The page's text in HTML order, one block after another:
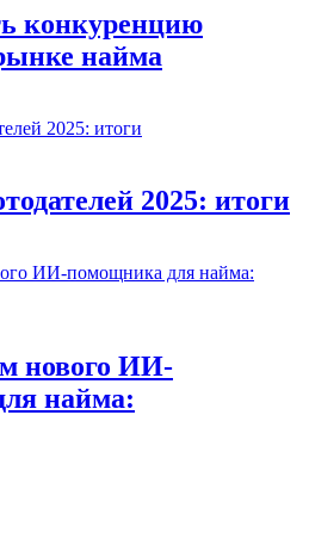
конкуренцию
найма
2025: итоги
нового ИИ-
найма: